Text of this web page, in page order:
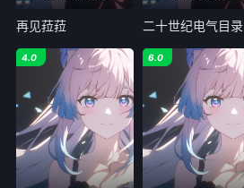
再见菈菈 二十世纪电气目录
4.0 6.0